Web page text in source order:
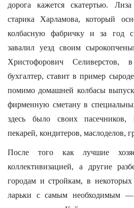
дорога кажется скатертью.
старика Харламова, который
колбасную фабричку и за год
завалил уезд своим
Христофорович Селиверстов,
бухгалтер, ставит в пример
помимо домашней колбасы
фирменную сметану в
здесь было своих пасечников,
пекарей, кондитеров, маслоделов,
После того как лучшие
коллективизацией, а другие
городам и стройкам, в
ларьки с самым необходимым —